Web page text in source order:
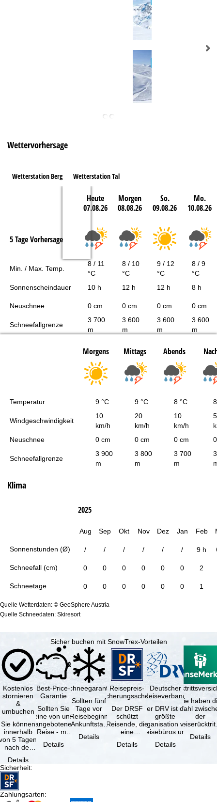
Wettervorhersage
Wetterstation Berg Wetterstation Tal
Heute
07.08.26
Morgen
08.08.26
So.
09.08.26
Mo.
10.08.26
5 Tage Vorhersage
Min. / Max. Temp.
8 / 11
°C
8 / 10
°C
9 / 12
°C
8 / 9
°C
Sonnenscheindauer
10 h 12 h 12 h 8 h
Neuschnee 0 cm 0 cm 0 cm 0 cm
Schneefallgrenze
3 700
m
3 600
m
3 600
m
3 600
m
Morgens Mittags Abends
Temperatur 9 °C 9 °C 8 °C
Windgeschwindigkeit
10
km/h
20
km/h
10
km/h
5
Neuschnee
0 cm 0 cm 0 cm
Schneefallgrenze
3 900
m
3 800
m
3 700
m
Klima
Sonnenstunden (Ø)
Schneefall (cm)
Schneetage
2025
Aug Sep Okt Nov Dez Jan Feb
/ / / / / / 9 h
0 0 0 0 0 0 2
0 0 0 0 0 0 1
Quelle Wetterdaten: © GeoSphere Austria
Quelle Schneedaten: Skiresort
Sicher buchen mit SnowTrex-Vorteilen
Kostenlos
stornieren
&
umbuchen
Sie können
innerhalb
5 Tagen
nach der
kostenfrei
…
Details
Best-Price-
Garantie
Sollten Sie
eine von uns
angebotene
Reise - mit
Verfügbarkeit
Details
Schneegarantie
Sollten fünf
Tage vor
Reisebeginn
(Ankunftstag)
Schneemangel
Details
Reisepreis-
Sicherungsschein
Der DRSF
schützt
Reisende, die
eine
oder
Details
Deutscher
Reiseverband
Der DRV ist die
größte
Organisation von
Reisebüros und
Reiseveranstaltern
in …
Details
Sie haben
Wahl
der
(inklusive
Details
Sicherheit:
Zahlungsarten: